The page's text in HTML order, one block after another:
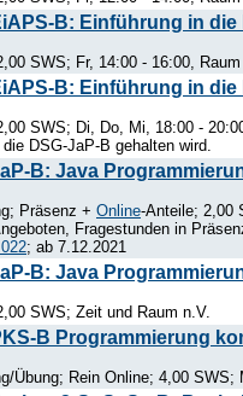
B: Einführung in
SWS; Fr, 14:00 - 16:00, Raum
B: Einführung in
SWS; Di, Do, Mi, 18:00 -
die DSG-JaP-B gehalten wird.
B: Java
Präsenz + Online-Anteile; 2,00
Fragestunden in
; ab 7.12.2021
B: Java
SWS; Zeit und Raum n.V.
B Programmierung
Übung; Rein Online; 4,00